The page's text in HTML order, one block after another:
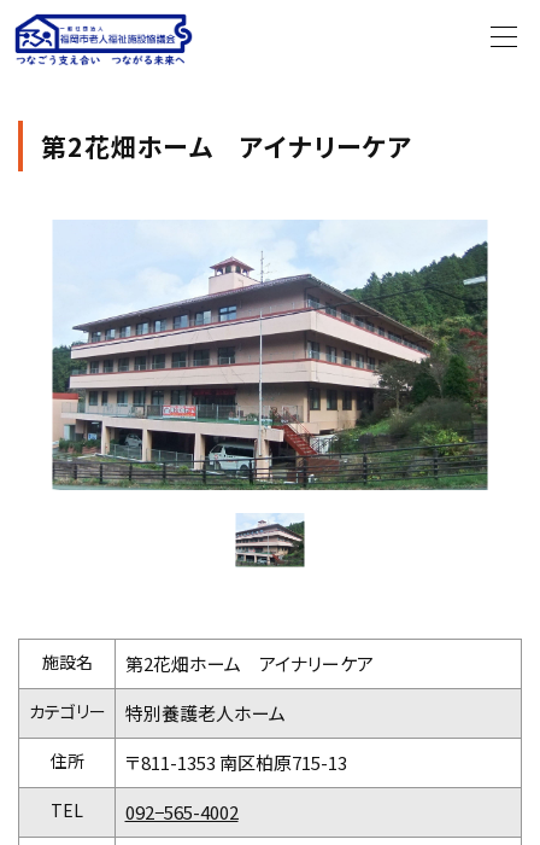
第2花畑ホーム アイナリーケア
施設名 第2花畑ホーム アイナリーケア
カテゴリー 特別養護老人ホーム
住所 〒811-1353 南区柏原715-13
TEL 092−565-4002